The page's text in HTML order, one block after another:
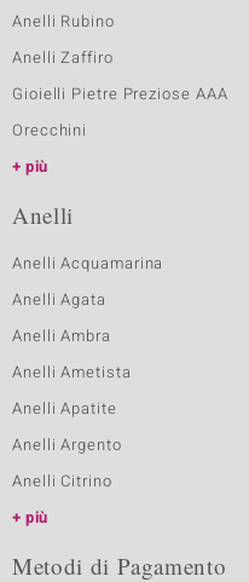
Anelli Rubino
Anelli Zaffiro
Gioielli Pietre Preziose AAA
Orecchini
più
Anelli
Anelli Acquamarina
Anelli Agata
Anelli Ambra
Anelli Ametista
Anelli Apatite
Anelli Argento
Anelli Citrino
più
Metodi di Pagamento